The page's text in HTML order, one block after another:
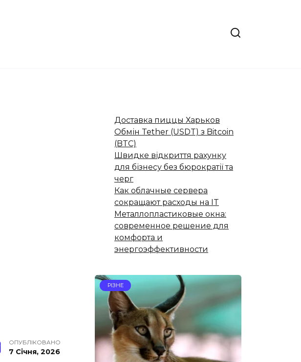
ОПУБЛІКОВАНО
7 Січня, 2026
Доставка пиццы Харьков
Обмін Tether (USDT) з Bitcoin
(BTC)
Швидке відкриття рахунку
для бізнесу без бюрократії та
черг
Как облачные сервера
сокращают расходы на IT
Металлопластиковые окна:
современное решение для
комфорта и
энергоэффективности
РІЗНЕ